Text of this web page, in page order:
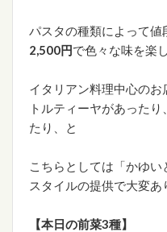
パスタの種類によって値
2,500円で色々な味を楽
イタリアン料理中心の
トルティーヤがあった
たり、と
こちらとしては「かゆ
スタイルの提供で大変あ
【本日の前菜3種】